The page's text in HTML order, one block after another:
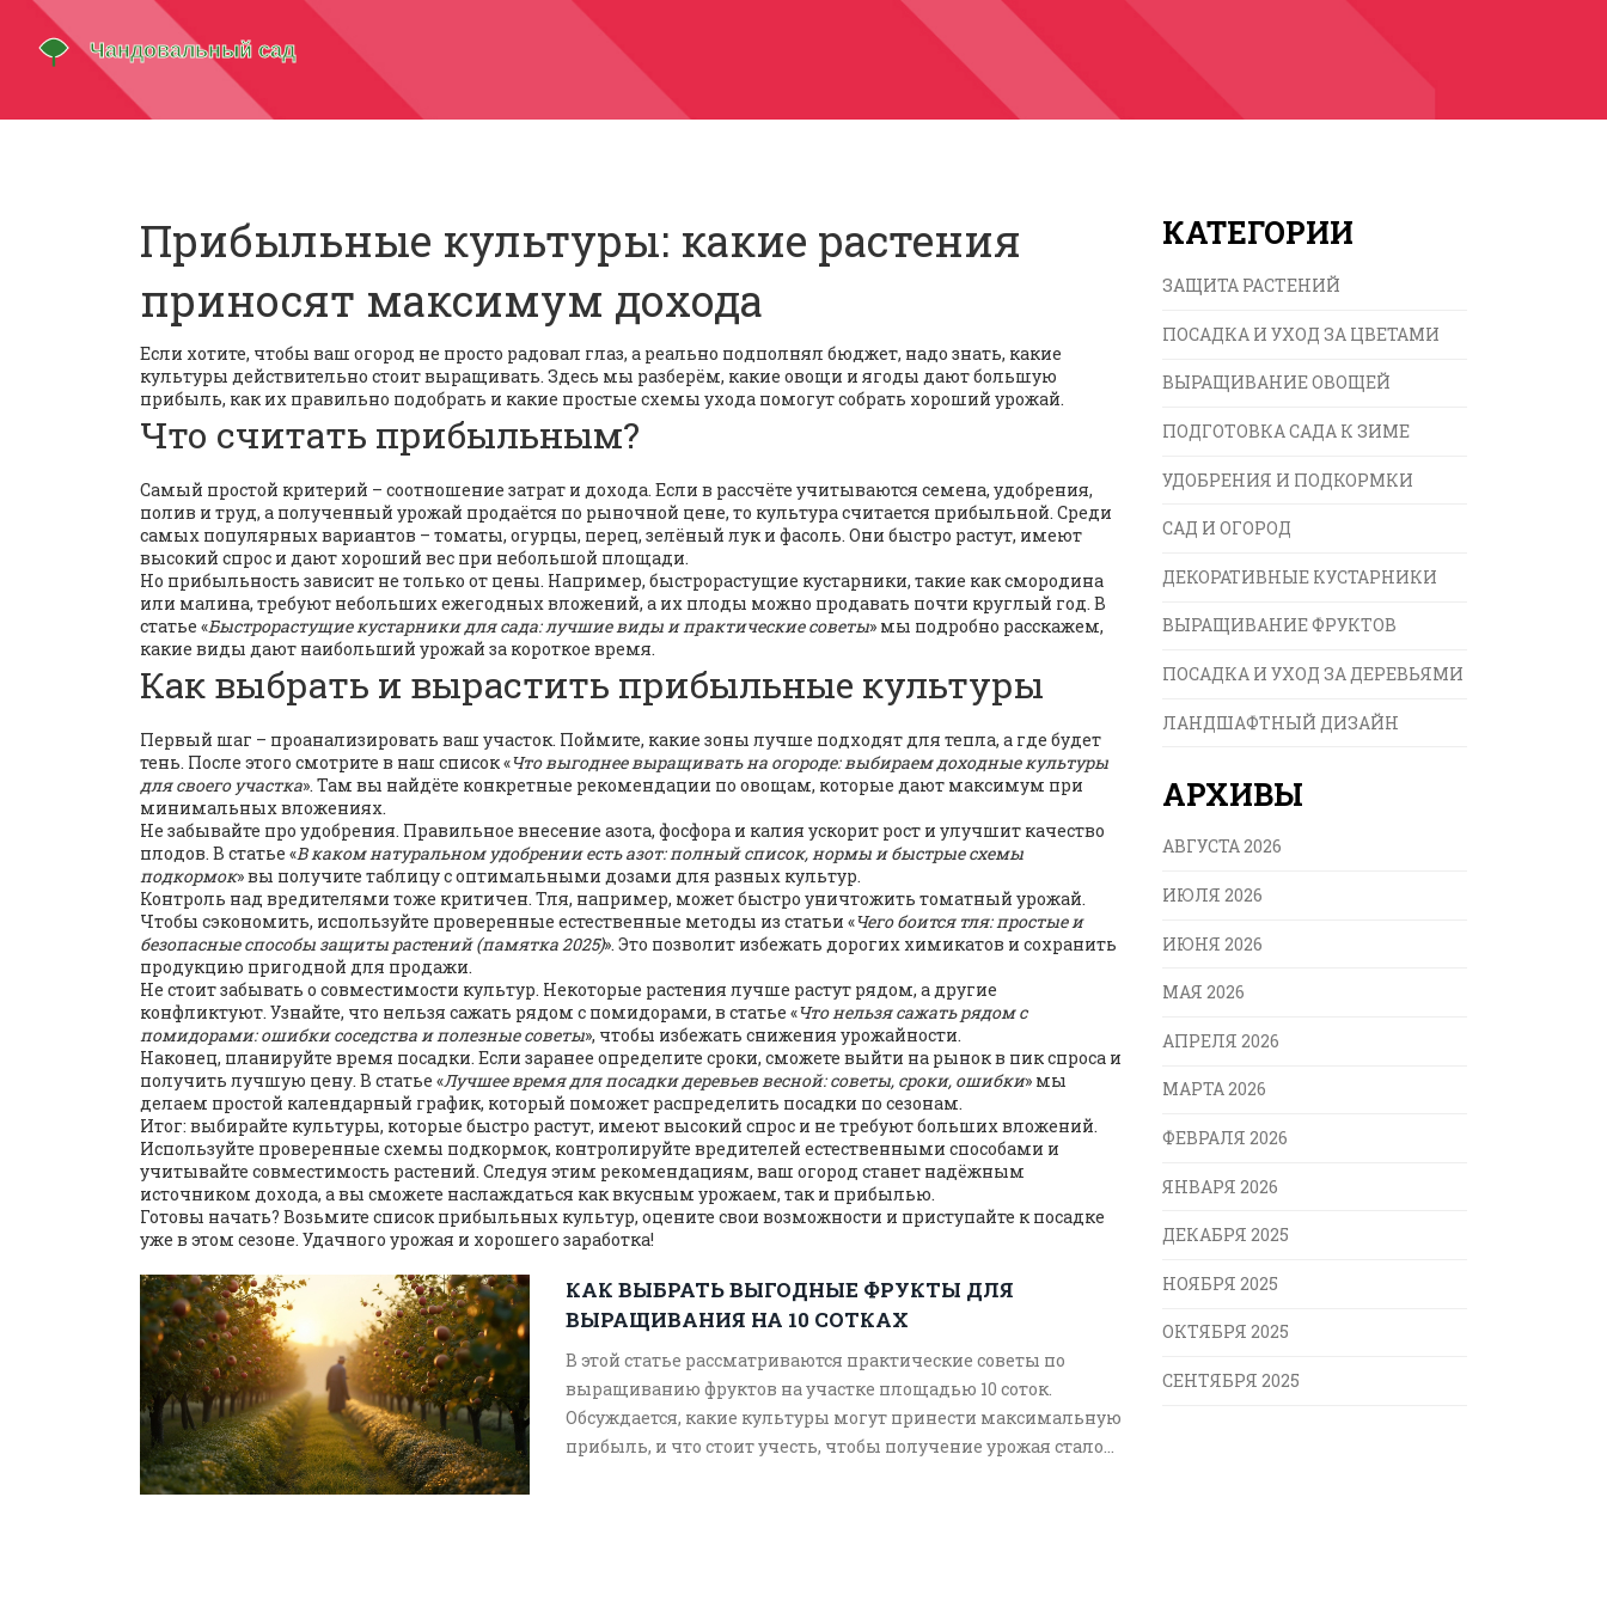
Прибыльные культуры: какие растения
приносят максимум дохода
Если хотите, чтобы ваш огород не просто радовал глаз, а реально подполнял бюджет, надо знать, какие
культуры действительно стоит выращивать. Здесь мы разберём, какие овощи и ягоды дают большую
прибыль, как их правильно подобрать и какие простые схемы ухода помогут собрать хороший урожай.
Что считать прибыльным?
Самый простой критерий – соотношение затрат и дохода. Если в рассчёте учитываются семена, удобрения,
полив и труд, а полученный урожай продаётся по рыночной цене, то культура считается прибыльной. Среди
самых популярных вариантов – томаты, огурцы, перец, зелёный лук и фасоль. Они быстро растут, имеют
высокий спрос и дают хороший вес при небольшой площади.
Но прибыльность зависит не только от цены. Например, быстрорастущие кустарники, такие как смородина
или малина, требуют небольших ежегодных вложений, а их плоды можно продавать почти круглый год. В
статье «Быстрорастущие кустарники для сада: лучшие виды и практические советы» мы подробно расскажем,
какие виды дают наибольший урожай за короткое время.
Как выбрать и вырастить прибыльные культуры
Первый шаг – проанализировать ваш участок. Поймите, какие зоны лучше подходят для тепла, а где будет
тень. После этого смотрите в наш список «Что выгоднее выращивать на огороде: выбираем доходные культуры
для своего участка». Там вы найдёте конкретные рекомендации по овощам, которые дают максимум при
минимальных вложениях.
Не забывайте про удобрения. Правильное внесение азота, фосфора и калия ускорит рост и улучшит качество
плодов. В статье «В каком натуральном удобрении есть азот: полный список, нормы и быстрые схемы
подкормок» вы получите таблицу с оптимальными дозами для разных культур.
Контроль над вредителями тоже критичен. Тля, например, может быстро уничтожить томатный урожай.
Чтобы сэкономить, используйте проверенные естественные методы из статьи «Чего боится тля: простые и
безопасные способы защиты растений (памятка 2025)». Это позволит избежать дорогих химикатов и сохранить
продукцию пригодной для продажи.
Не стоит забывать о совместимости культур. Некоторые растения лучше растут рядом, а другие
конфликтуют. Узнайте, что нельзя сажать рядом с помидорами, в статье «Что нельзя сажать рядом с
помидорами: ошибки соседства и полезные советы», чтобы избежать снижения урожайности.
Наконец, планируйте время посадки. Если заранее определите сроки, сможете выйти на рынок в пик спроса и
получить лучшую цену. В статье «Лучшее время для посадки деревьев весной: советы, сроки, ошибки» мы
делаем простой календарный график, который поможет распределить посадки по сезонам.
Итог: выбирайте культуры, которые быстро растут, имеют высокий спрос и не требуют больших вложений.
Используйте проверенные схемы подкормок, контролируйте вредителей естественными способами и
учитывайте совместимость растений. Следуя этим рекомендациям, ваш огород станет надёжным
источником дохода, а вы сможете наслаждаться как вкусным урожаем, так и прибылью.
Готовы начать? Возьмите список прибыльных культур, оцените свои возможности и приступайте к посадке
уже в этом сезоне. Удачного урожая и хорошего заработка!
КАК ВЫБРАТЬ ВЫГОДНЫЕ ФРУКТЫ ДЛЯ
ВЫРАЩИВАНИЯ НА 10 СОТКАХ
В этой статье рассматриваются практические советы по
выращиванию фруктов на участке площадью 10 соток.
Обсуждается, какие культуры могут принести максимальную
прибыль, и что стоит учесть, чтобы получение урожая стало
КАТЕГОРИИ
ЗАЩИТА РАСТЕНИЙ
ПОСАДКА И УХОД ЗА ЦВЕТАМИ
ВЫРАЩИВАНИЕ ОВОЩЕЙ
ПОДГОТОВКА САДА К ЗИМЕ
УДОБРЕНИЯ И ПОДКОРМКИ
САД И ОГОРОД
ДЕКОРАТИВНЫЕ КУСТАРНИКИ
ВЫРАЩИВАНИЕ ФРУКТОВ
ПОСАДКА И УХОД ЗА ДЕРЕВЬЯМИ
ЛАНДШАФТНЫЙ ДИЗАЙН
АРХИВЫ
АВГУСТА 2026
ИЮЛЯ 2026
ИЮНЯ 2026
МАЯ 2026
АПРЕЛЯ 2026
МАРТА 2026
ФЕВРАЛЯ 2026
ЯНВАРЯ 2026
ДЕКАБРЯ 2025
НОЯБРЯ 2025
ОКТЯБРЯ 2025
СЕНТЯБРЯ 2025